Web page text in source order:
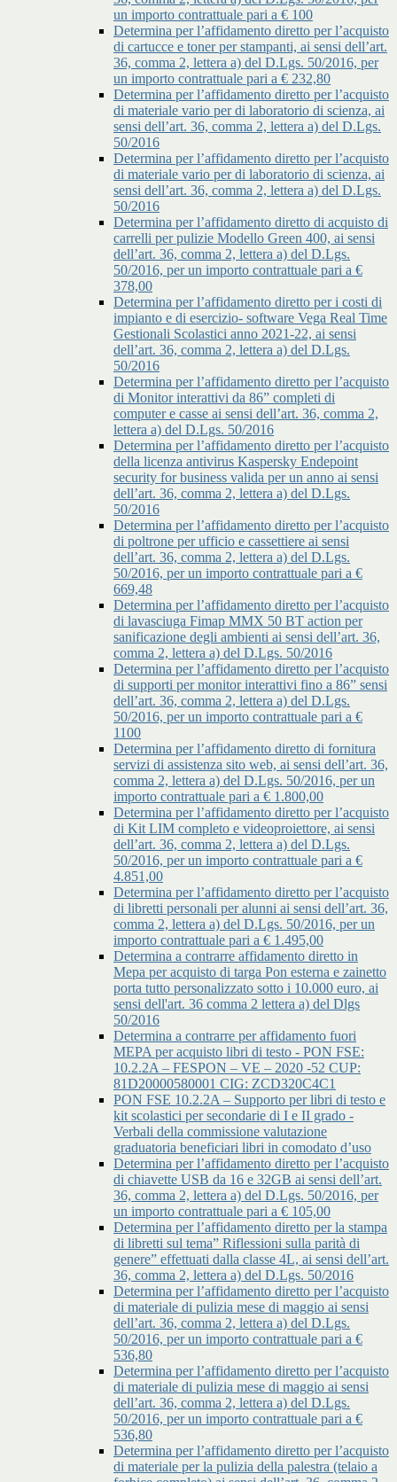
un importo contrattuale pari a € 100
Determina per l’affidamento diretto per l’acquisto
di cartucce e toner per stampanti, ai sensi dell’art.
36, comma 2, lettera a) del D.Lgs. 50/2016, per
un importo contrattuale pari a € 232,80
Determina per l’affidamento diretto per l’acquisto
di materiale vario per di laboratorio di scienza, ai
sensi dell’art. 36, comma 2, lettera a) del D.Lgs.
50/2016
Determina per l’affidamento diretto per l’acquisto
di materiale vario per di laboratorio di scienza, ai
sensi dell’art. 36, comma 2, lettera a) del D.Lgs.
50/2016
Determina per l’affidamento diretto di acquisto di
carrelli per pulizie Modello Green 400, ai sensi
dell’art. 36, comma 2, lettera a) del D.Lgs.
50/2016, per un importo contrattuale pari a €
378,00
Determina per l’affidamento diretto per i costi di
impianto e di esercizio- software Vega Real Time
Gestionali Scolastici anno 2021-22, ai sensi
dell’art. 36, comma 2, lettera a) del D.Lgs.
50/2016
Determina per l’affidamento diretto per l’acquisto
di Monitor interattivi da 86” completi di
computer e casse ai sensi dell’art. 36, comma 2,
lettera a) del D.Lgs. 50/2016
Determina per l’affidamento diretto per l’acquisto
della licenza antivirus Kaspersky Endepoint
security for business valida per un anno ai sensi
dell’art. 36, comma 2, lettera a) del D.Lgs.
50/2016
Determina per l’affidamento diretto per l’acquisto
di poltrone per ufficio e cassettiere ai sensi
dell’art. 36, comma 2, lettera a) del D.Lgs.
50/2016, per un importo contrattuale pari a €
669,48
Determina per l’affidamento diretto per l’acquisto
di lavasciuga Fimap MMX 50 BT action per
sanificazione degli ambienti ai sensi dell’art. 36,
comma 2, lettera a) del D.Lgs. 50/2016
Determina per l’affidamento diretto per l’acquisto
di supporti per monitor interattivi fino a 86” sensi
dell’art. 36, comma 2, lettera a) del D.Lgs.
50/2016, per un importo contrattuale pari a €
1100
Determina per l’affidamento diretto di fornitura
servizi di assistenza sito web, ai sensi dell’art. 36,
comma 2, lettera a) del D.Lgs. 50/2016, per un
importo contrattuale pari a € 1.800,00
Determina per l’affidamento diretto per l’acquisto
di Kit LIM completo e videoproiettore, ai sensi
dell’art. 36, comma 2, lettera a) del D.Lgs.
50/2016, per un importo contrattuale pari a €
4.851,00
Determina per l’affidamento diretto per l’acquisto
di libretti personali per alunni ai sensi dell’art. 36,
comma 2, lettera a) del D.Lgs. 50/2016, per un
importo contrattuale pari a € 1.495,00
Determina a contrarre affidamento diretto in
Mepa per acquisto di targa Pon esterna e zainetto
porta tutto personalizzato sotto i 10.000 euro, ai
sensi dell'art. 36 comma 2 lettera a) del Dlgs
50/2016
Determina a contrarre per affidamento fuori
MEPA per acquisto libri di testo - PON FSE:
10.2.2A – FESPON – VE – 2020 -52 CUP:
81D20000580001 CIG: ZCD320C4C1
PON FSE 10.2.2A – Supporto per libri di testo e
kit scolastici per secondarie di I e II grado -
Verbali della commissione valutazione
graduatoria beneficiari libri in comodato d’uso
Determina per l’affidamento diretto per l’acquisto
di chiavette USB da 16 e 32GB ai sensi dell’art.
36, comma 2, lettera a) del D.Lgs. 50/2016, per
un importo contrattuale pari a € 105,00
Determina per l’affidamento diretto per la stampa
di libretti sul tema” Riflessioni sulla parità di
genere” effettuati dalla classe 4L, ai sensi dell’art.
36, comma 2, lettera a) del D.Lgs. 50/2016
Determina per l’affidamento diretto per l’acquisto
di materiale di pulizia mese di maggio ai sensi
dell’art. 36, comma 2, lettera a) del D.Lgs.
50/2016, per un importo contrattuale pari a €
536,80
Determina per l’affidamento diretto per l’acquisto
di materiale di pulizia mese di maggio ai sensi
dell’art. 36, comma 2, lettera a) del D.Lgs.
50/2016, per un importo contrattuale pari a €
536,80
Determina per l’affidamento diretto per l’acquisto
di materiale per la pulizia della palestra (telaio a